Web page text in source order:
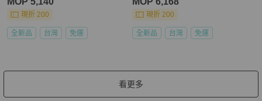
現折 200
全新品 台灣 免運
現折 200
全新品 台灣 免運
看更多